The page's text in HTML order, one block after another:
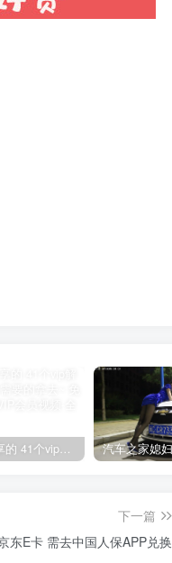
网上分享的 41个vip解析接口 有需要的拿去~ 免费看全网VIP会员视频
下一篇
东E卡 需去中国人保APP兑换